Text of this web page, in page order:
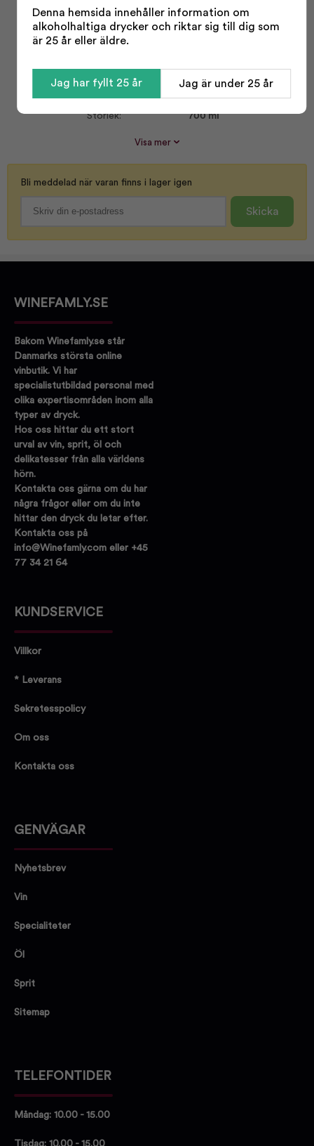
Typ: Whisky
Storlek: 700 ml
Korkvariant:
Visa mer
Bli meddelad när varan finns i lager igen
Skicka
WINEFAMLY.SE
Bakom Winefamly.se står
Danmarks största online
vinbutik. Vi har
specialistutbildad personal med
olika expertisområden inom alla
typer av dryck.
Hos oss hittar du ett stort
urval av vin, sprit, öl och
delikatesser från alla världens
hörn.
Kontakta oss gärna om du har
några frågor eller om du inte
hittar den dryck du letar efter.
Kontakta oss på
info@Winefamly.com eller +45
77 34 21 64
KUNDSERVICE
Villkor
* Leverans
Sekretesspolicy
Om oss
Kontakta oss
GENVÄGAR
Nyhetsbrev
Vin
Specialiteter
Öl
Sprit
Sitemap
TELEFONTIDER
Måndag: 10.00 - 15.00
Tisdag: 10.00 - 15.00
Denna hemsida innehåller information om
alkoholhaltiga drycker och riktar sig till dig som
är 25 år eller äldre.
Jag har fyllt 25 år Jag är under 25 år